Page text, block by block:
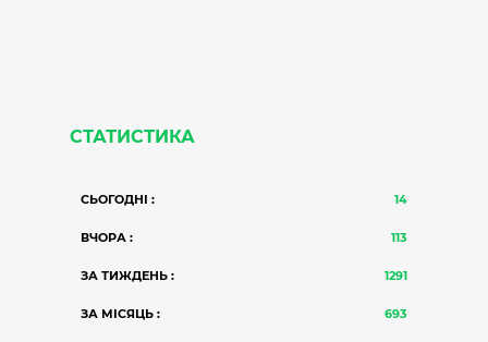
СТАТИСТИКА
СЬОГОДНІ : 14
ВЧОРА : 113
ЗА ТИЖДЕНЬ : 1291
ЗА МІСЯЦЬ : 693